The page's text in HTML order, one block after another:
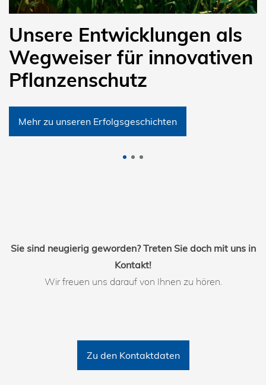
Unsere Entwicklungen als
Wegweiser für innovativen
Pflanzenschutz
Mehr zu unseren Erfolgsgeschichten
Sie sind neugierig geworden? Treten Sie doch mit uns in
Kontakt!
Wir freuen uns darauf von Ihnen zu hören.
Zu den Kontaktdaten